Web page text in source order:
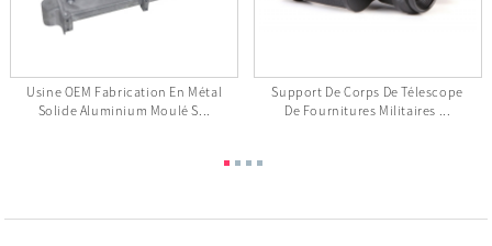
Usine OEM Fabrication En Métal
Solide Aluminium Moulé S...
Support De Corps De Télescope
De Fournitures Militaires ...